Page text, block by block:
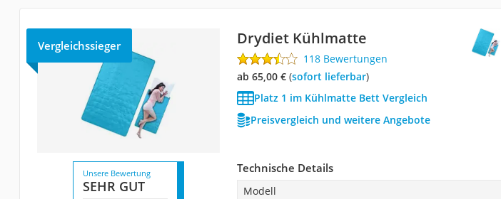
Vergleichssieger Drydiet Kühlmatte
118 Bewertungen
ab 65,00 €( Sofort lieferbar)
Platz 1 im Kühlmatte Bett Vergleich
Preisvergleich und weitere Angebote
Unsere Bewertung
SEHR GUT
Technische Details
Modell